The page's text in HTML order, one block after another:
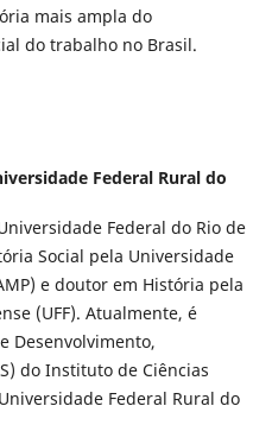
mais ampla do
do trabalho no Brasil.
Federal Rural do
Federal do Rio de
Social pela Universidade
e doutor em História pela
(UFF). Atualmente, é
Desenvolvimento,
do Instituto de Ciências
Federal Rural do